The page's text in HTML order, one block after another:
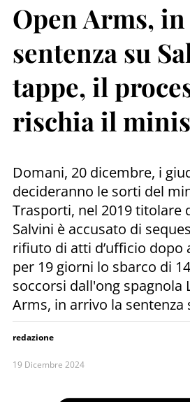
Open Arms,
sentenza su
tappe, il
rischia il
Domani, 20 dicembre, i
decideranno le sorti del
Trasporti, nel 2019 titolare
Salvini è accusato di
rifiuto di atti d’ufficio dopo
per 19 giorni lo sbarco di
soccorsi dall'ong spagnola
Arms, in arrivo la sentenza
redazione
19 Dicembre 2024